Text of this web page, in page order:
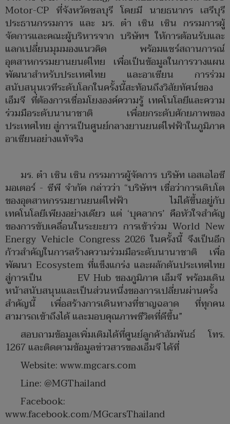
Motor-CP ที่จังหวัดชลบุรี โดยมี นายธนากร เสรีบุรี
ประธานกรรมการ และ มร. ต๋า เซิน เซิน กรรมการผู้
จัดการและคณะผู้บริหารจาก บริษัทฯ ให้การต้อนรับและ
แลกเปลี่ยนมุมมองแนวคิด พร้อมแชร์สถานการณ์
อุตสาหกรรมยานยนต์ไทย เพื่อเป็นข้อมูลในการวางแผน
พัฒนาสำหรับประเทศไทย และอาเซียน การร่วม
สนับสนุนเวทีระดับโลกในครั้งนี้สะท้อนถึงวิสัยทัศน์ของ
เอ็มจี ที่ต้องการเชื่อมโยงองค์ความรู้ เทคโนโลยีและความ
ร่วมมือระดับนานาชาติ เพื่อยกระดับศักยภาพของ
ประเทศไทย สู่การเป็นศูนย์กลางยานยนต์ไฟฟ้าในภูมิภาค
อาเซียนอย่างแท้จริง
มร. ต๋า เซิน เซิน กรรมการผู้จัดการ บริษัท เอสเอไอซี
มอเตอร์ - ซีพี จำกัด กล่าวว่า “บริษัทฯ เชื่อว่าการเติบโต
ของอุตสาหกรรมยานยนต์ไฟฟ้า ไม่ได้ขึ้นอยู่กับ
เทคโนโลยีเพียงอย่างเดียว แต่ ‘บุคลากร’ คือหัวใจสำคัญ
ของการขับเคลื่อนในระยะยาว การเข้าร่วม World New
Energy Vehicle Congress 2026 ในครั้งนี้ จึงเป็นอีก
ก้าวสำคัญในการสร้างความร่วมมือระดับนานาชาติ เพื่อ
พัฒนา Ecosystem ที่แข็งแกร่ง และผลักดันประเทศไทย
สู่การเป็น EV Hub ของภูมิภาค เอ็มจี พร้อมเดิน
หน้าสนับสนุนและเป็นส่วนหนึ่งของการเปลี่ยนผ่านครั้ง
สำคัญนี้ เพื่อสร้างการเดินทางที่ชาญฉลาด ที่ทุกคน
สามารถเข้าถึงได้ และมอบคุณภาพชีวิตที่ดีขึ้น”
สอบถามข้อมูลเพิ่มเติมได้ที่ศูนย์ลูกค้าสัมพันธ์ โทร.
1267 และติดตามข้อมูลข่าวสารของเอ็มจี ได้ที่
Website: www.mgcars.com
Line: @MGThailand
Facebook:
www.facebook.com/MGcarsThailand